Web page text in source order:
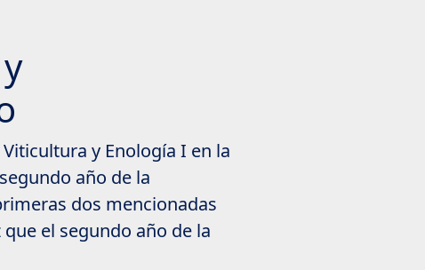
y Enología I en la
año de la
dos mencionadas
el segundo año de la